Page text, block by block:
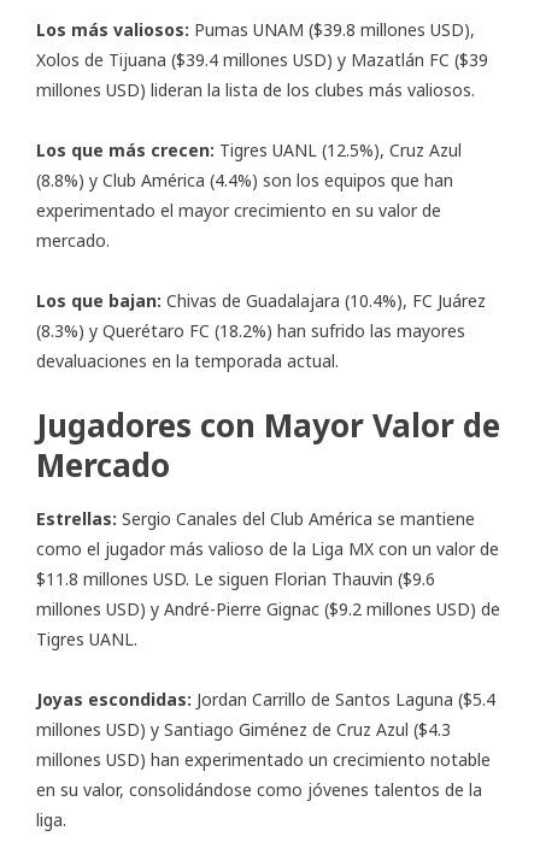
Los más valiosos: Pumas UNAM ($39.8 millones USD),
Xolos de Tijuana ($39.4 millones USD) y Mazatlán FC ($39
millones USD) lideran la lista de los clubes más valiosos.
Los que más crecen: Tigres UANL (12.5%), Cruz Azul
(8.8%) y Club América (4.4%) son los equipos que han
experimentado el mayor crecimiento en su valor de
mercado.
Los que bajan: Chivas de Guadalajara (10.4%), FC Juárez
(8.3%) y Querétaro FC (18.2%) han sufrido las mayores
devaluaciones en la temporada actual.
Jugadores con Mayor Valor de
Mercado
Estrellas: Sergio Canales del Club América se mantiene
como el jugador más valioso de la Liga MX con un valor de
$11.8 millones USD. Le siguen Florian Thauvin ($9.6
millones USD) y André-Pierre Gignac ($9.2 millones USD) de
Tigres UANL.
Joyas escondidas: Jordan Carrillo de Santos Laguna ($5.4
millones USD) y Santiago Giménez de Cruz Azul ($4.3
millones USD) han experimentado un crecimiento notable
en su valor, consolidándose como jóvenes talentos de la
liga.